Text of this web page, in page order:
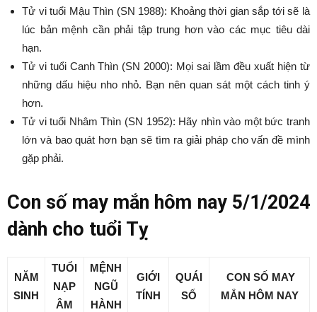
Tử vi tuổi Mậu Thìn (SN 1988): Khoảng thời gian sắp tới sẽ là
lúc bản mệnh cần phải tập trung hơn vào các mục tiêu dài
hạn.
Tử vi tuổi Canh Thìn (SN 2000): Mọi sai lầm đều xuất hiện từ
những dấu hiệu nho nhỏ. Bạn nên quan sát một cách tinh ý
hơn.
Tử vi tuổi Nhâm Thìn (SN 1952): Hãy nhìn vào một bức tranh
lớn và bao quát hơn bạn sẽ tìm ra giải pháp cho vấn đề mình
gặp phải.
Con số may mắn hôm nay 5/1/2024
dành cho tuổi Tỵ
NĂM
SINH
TUỔI
NẠP
ÂM
MỆNH
NGŨ
HÀNH
GIỚI
TÍNH
QUÁI
SỐ
CON SỐ MAY
MẮN HÔM NAY